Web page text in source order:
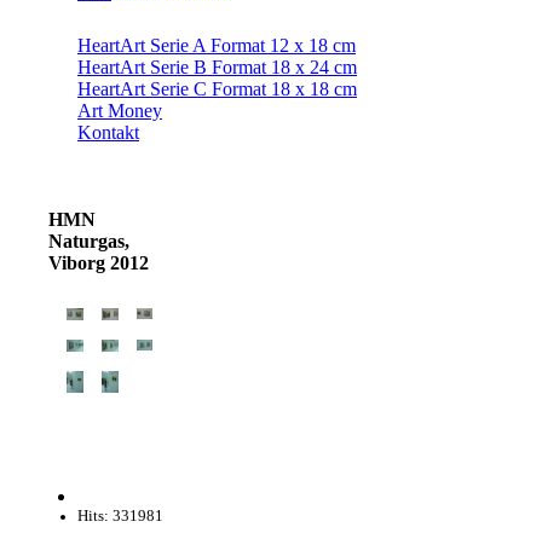
HeartArt Serie A Format 12 x 18 cm
HeartArt Serie B Format 18 x 24 cm
HeartArt Serie C Format 18 x 18 cm
Art Money
Kontakt
HMN
Naturgas,
Viborg 2012
Hits: 331981